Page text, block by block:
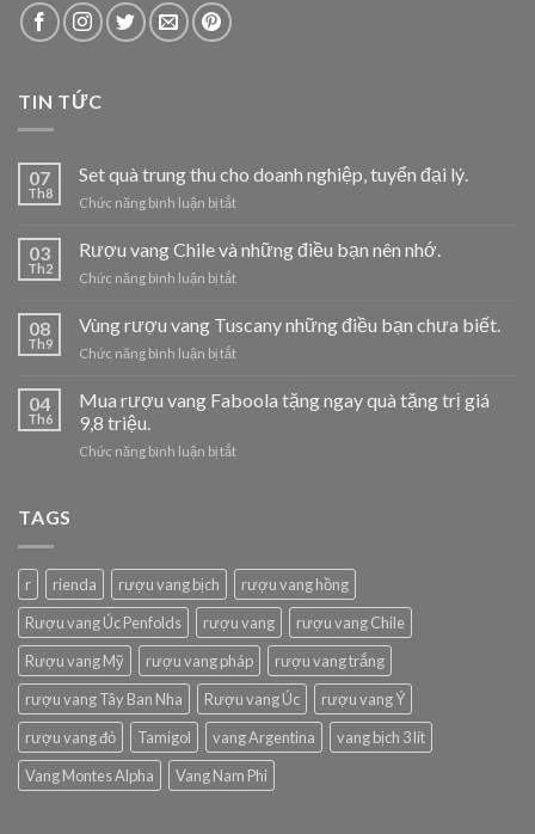
TIN TỨC
07
Th8
Set quà trung thu cho doanh nghiệp, tuyển đại lý.
Chức năng bình luận bị tắtở
quà
thu
doanh
lý.
03
Th2
Rượu vang Chile và những điều bạn nên nhớ.
Chức năng bình luận bị tắtở
và
điều
nhớ.
08
Th9
Vùng rượu vang Tuscany những điều bạn chưa biết.
Chức năng bình luận bị tắtở
rượu
những
04
Th6
Mua rượu vang Faboola tặng ngay quà tặng trị giá
9,8 triệu.
Chức năng bình luận bị tắtở
ngay
quà
tặng
trị
giá
9,8
triệu.
TAGS
r rienda rượu vang bịch
rượu vang hồng
Rượu vang Úc Penfolds
rượu vang
rượu vang Chile
Rượu vang Mỹ
rượu vang pháp
rượu vang trắng
rượu vang Tây Ban Nha
Rượu vang Úc
rượu vang Ý
rượu vang đỏ
Tamigol vang Argentina
vang bịch 3 lít
Vang Montes Alpha
Vang Nam Phi